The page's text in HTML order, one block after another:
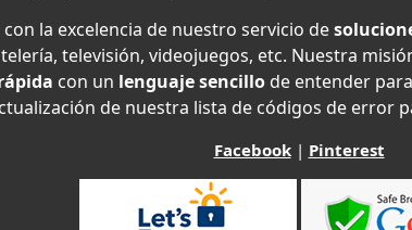
la excelencia de nuestro servicio de
televisión, videojuegos, etc. Nuestra
con un lenguaje sencillo de entender
de nuestra lista de códigos de error
Facebook| Pinterest